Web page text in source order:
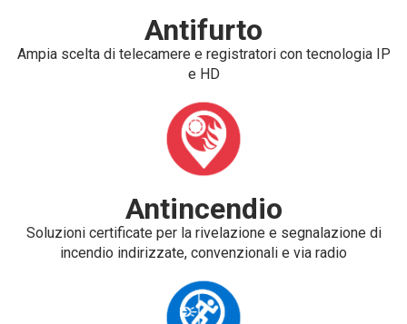
Antifurto
Ampia scelta di telecamere e registratori con tecnologia IP
e HD
Antincendio
Soluzioni certificate per la rivelazione e segnalazione di
incendio indirizzate, convenzionali e via radio